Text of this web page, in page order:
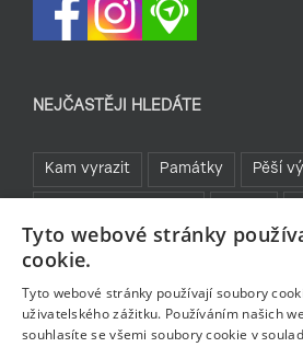
NEJČASTĚJI HLEDÁTE
Kam vyrazit Památky Pěší
Sklo a bižuterie Jablonecká
Bavte se v Jablonci
Tyto webové stránky
cookie.
Tyto webové stránky používají soubory
uživatelského zážitku. Používáním našich
souhlasíte se všemi soubory cookie v